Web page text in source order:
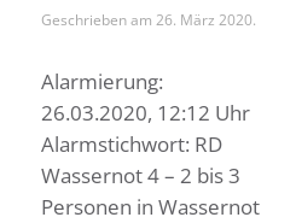
Geschrieben am 26. März 2020.
Alarmierung:
26.03.2020, 12:12 Uhr
Alarmstichwort: RD
Wassernot 4 – 2 bis 3
Personen in Wassernot